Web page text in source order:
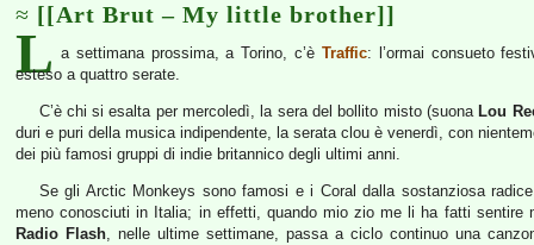
[[Art Brut – My little brother]]
L a settimana prossima, a Torino, c’è Traffic: l’ormai consueto
esteso a quattro serate.
C’è chi si esalta per mercoledì, la sera del bollito misto (suona Lou
duri e puri della musica indipendente, la serata clou è venerdì, con
dei più famosi gruppi di indie britannico degli ultimi anni.
Se gli Arctic Monkeys sono famosi e i Coral dalla sostanziosa
meno conosciuti in Italia; in effetti, quando mio zio me li ha fatti
Radio Flash, nelle ultime settimane, passa a ciclo continuo una